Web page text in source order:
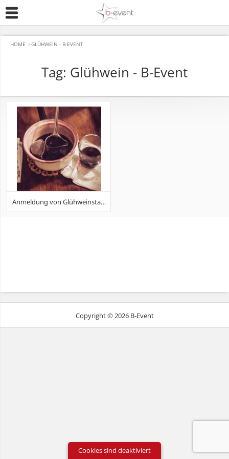
Tag: Glühwein - B-Event
HOME › GLÜHWEIN - B-EVENT
Anmeldung von Glühweinstand
Copyright © 2026 B-Event
Cookies sind deaktiviert